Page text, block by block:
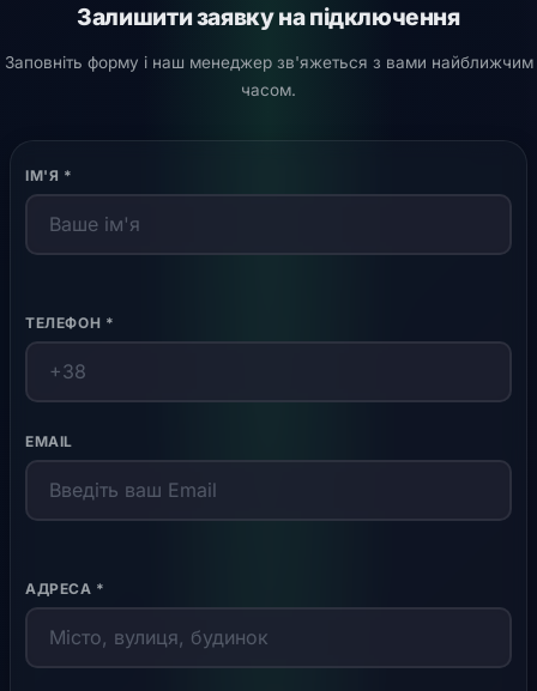
Залишити заявку на підключення
Заповніть форму і наш менеджер зв'яжеться з вами найближчим
часом.
ІМ'Я *
ТЕЛЕФОН *
EMAIL
АДРЕСА *